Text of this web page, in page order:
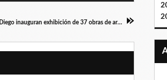
En San Diego inauguran exhibición de 37 obras de artes "Una Menina para Velázquez" en homenaje a Ramón Belisario